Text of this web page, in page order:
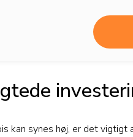
kan synes høj, er det